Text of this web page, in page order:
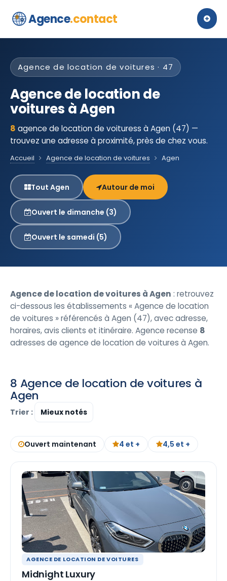
Agence.contact
Agence de location de voitures · 47
Agence de location de
voitures à Agen
8 agence de location de voituress à Agen (47) —
trouvez une adresse à proximité, près de chez vous.
Accueil Agence de location de voitures Agen
Tout Agen Autour de moi
Ouvert le dimanche (3)
Ouvert le samedi (5)
Agence de location de voitures à Agen : retrouvez
ci-dessous les établissements « Agence de location
de voitures » référencés à Agen (47), avec adresse,
horaires, avis clients et itinéraire. Agence recense 8
adresses de agence de location de voitures à Agen.
8 Agence de location de voitures à
Agen
Trier :
Ouvert maintenant 4 et + 4,5 et +
AGENCE DE LOCATION DE VOITURES
Midnight Luxury